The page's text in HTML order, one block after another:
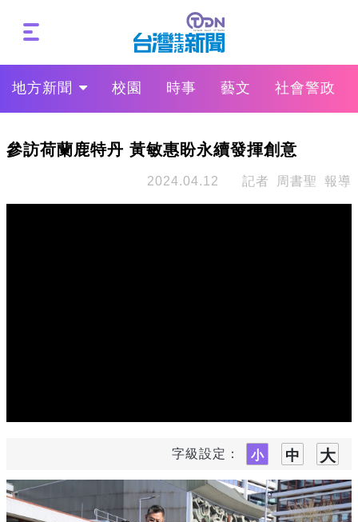
地方新聞 校園 時事 藝文 社會警政
參訪荷蘭鹿特丹 黃敏惠盼永續發揮創意
2024.04.12 記者 周書聖 報導
字級設定：